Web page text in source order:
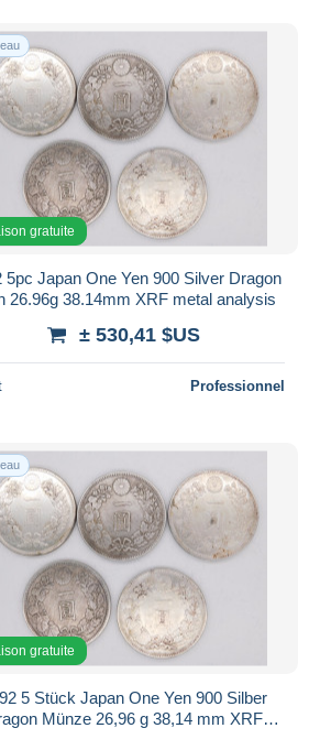
gratuite
5pc Japan One Yen 900 Silver Dragon
26.96g 38.14mm XRF metal analysis
± 530,41 $US
Professionnel
gratuite
5 Stück Japan One Yen 900 Silber
Münze 26,96 g 38,14 mm XRF